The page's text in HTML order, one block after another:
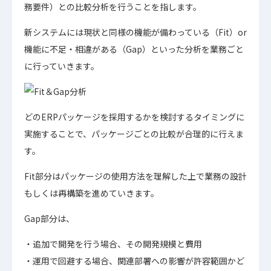
務要件）との比較分析を行うことを指します。
新システムには現状と同様の機能が備わっている（Fit）or
機能に不足・相違がある（Gap）といった分析を業務ごと
に行っていきます。
どのERPパッケージを採用するかを検討するタイミングに
実施することで、パッケージごとの比較が合理的に行えま
す。
Fit部分はパッケージの使用方法を理解した上で業務の設計
もしくは再構築を進めていきます。
Gap部分は、
追加で開発を行う場合、その開発規模と費用
運用で回避する場合、関連部署への影響が許容範囲かど